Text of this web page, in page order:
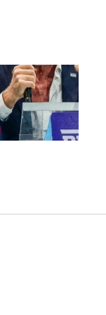
Ile de Rhodes ;
un foyer juif
déserté